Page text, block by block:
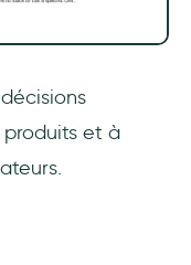
produits et à